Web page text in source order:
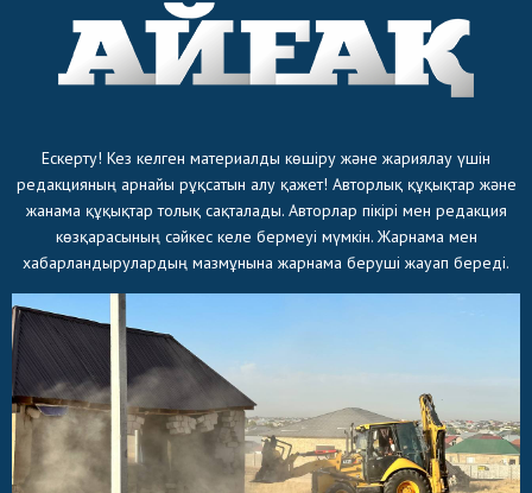
Ескерту! Кез келген материалды көшіру және жариялау үшін
редакцияның арнайы рұқсатын алу қажет! Авторлық құқықтар және
жанама құқықтар толық сақталады. Авторлар пікірі мен редакция
көзқарасының сәйкес келе бермеуі мүмкін. Жарнама мен
хабарландырулардың мазмұнына жарнама беруші жауап береді.